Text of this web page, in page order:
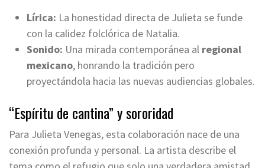
Lírica: La honestidad directa de Julieta se funde
con la calidez folclórica de Natalia.
Sonido: Una mirada contemporánea al regional
mexicano, honrando la tradición pero
proyectándola hacia las nuevas audiencias globales.
“Espíritu de cantina” y sororidad
Para Julieta Venegas, esta colaboración nace de una
conexión profunda y personal. La artista describe el